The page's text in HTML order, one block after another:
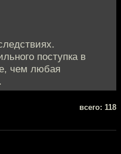
поступка в
чем любая
всего: 118